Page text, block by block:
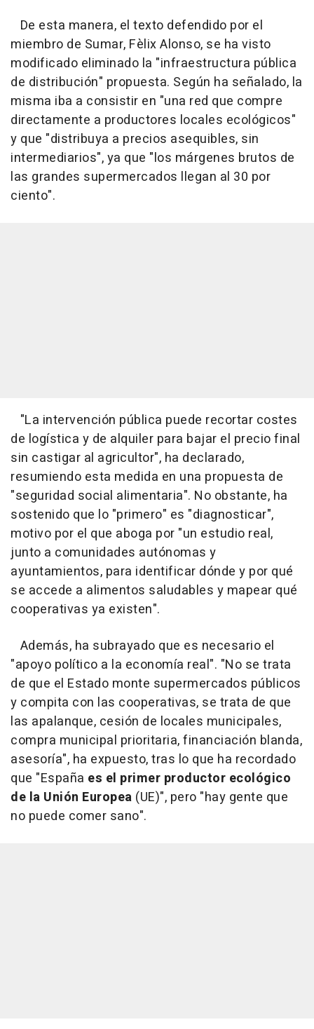
De esta manera, el texto defendido por el
miembro de Sumar, Fèlix Alonso, se ha visto
modificado eliminado la "infraestructura pública
de distribución" propuesta. Según ha señalado, la
misma iba a consistir en "una red que compre
directamente a productores locales ecológicos"
y que "distribuya a precios asequibles, sin
intermediarios", ya que "los márgenes brutos de
las grandes supermercados llegan al 30 por
ciento".
"La intervención pública puede recortar costes
de logística y de alquiler para bajar el precio final
sin castigar al agricultor", ha declarado,
resumiendo esta medida en una propuesta de
"seguridad social alimentaria". No obstante, ha
sostenido que lo "primero" es "diagnosticar",
motivo por el que aboga por "un estudio real,
junto a comunidades autónomas y
ayuntamientos, para identificar dónde y por qué
se accede a alimentos saludables y mapear qué
cooperativas ya existen".
Además, ha subrayado que es necesario el
"apoyo político a la economía real". "No se trata
de que el Estado monte supermercados públicos
y compita con las cooperativas, se trata de que
las apalanque, cesión de locales municipales,
compra municipal prioritaria, financiación blanda,
asesoría", ha expuesto, tras lo que ha recordado
que "España es el primer productor ecológico
de la Unión Europea (UE)", pero "hay gente que
no puede comer sano".